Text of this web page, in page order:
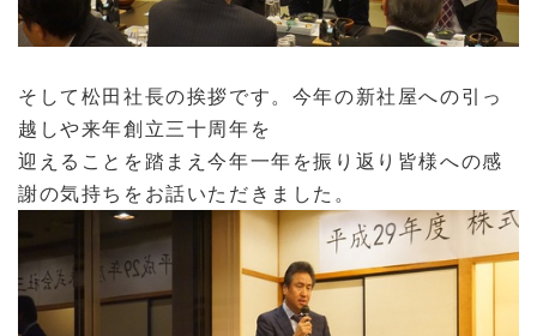
そして松田社長の挨拶です。今年の新社屋への引っ
越しや来年創立三十周年を
迎えることを踏まえ今年一年を振り返り皆様への感
謝の気持ちをお話いただきました。